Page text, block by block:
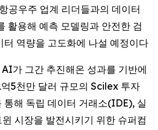
공우주 업계 리더들과의 데이터
활용해 예측 모델링과 안전한 검
터 역량을 고도화에 나설 예정이다
가 그간 추진해온 성과를 기반에
5천만 달러 규모의 Scilex 투자
통해 독립 데이터 거래소(IDE), 실
시장을 발전시키기 위한 슈퍼컴